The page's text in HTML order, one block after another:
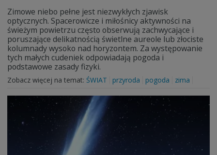
Zimowe niebo pełne jest niezwykłych zjawisk
optycznych. Spacerowicze i miłośnicy aktywności na
świeżym powietrzu często obserwują zachwycające i
poruszające delikatnością świetlne aureole lub złociste
kolumnady wysoko nad horyzontem. Za występowanie
tych małych cudeniek odpowiadają pogoda i
podstawowe zasady fizyki.
Zobacz więcej na temat: ŚWIAT przyroda pogoda zima